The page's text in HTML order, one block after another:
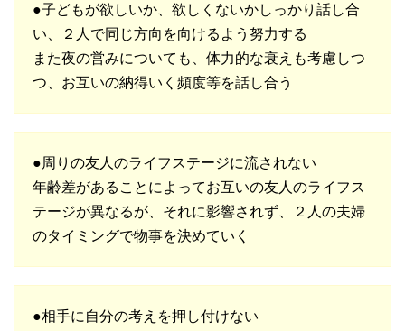
●子どもが欲しいか、欲しくないかしっかり話し合
い、２人で同じ方向を向けるよう努力する
また夜の営みについても、体力的な衰えも考慮しつ
つ、お互いの納得いく頻度等を話し合う
●周りの友人のライフステージに流されない
年齢差があることによってお互いの友人のライフス
テージが異なるが、それに影響されず、２人の夫婦
のタイミングで物事を決めていく
●相手に自分の考えを押し付けない